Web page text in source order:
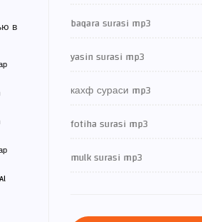
в
baqara surasi mp3
yasin surasi mp3
кахф сураси mp3
fotiha surasi mp3
mulk surasi mp3